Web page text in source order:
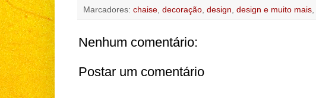
Marcadores: chaise decoração design design e muito mais
Nenhum comentário:
Postar um comentário